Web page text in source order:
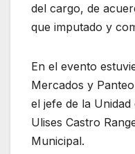
del cargo, de
que imputado y
En el evento
Mercados y
el jefe de la
Ulises Castro
Municipal.